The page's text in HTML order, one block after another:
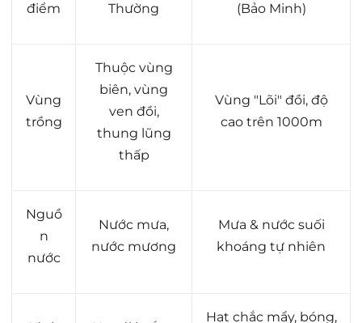
điểm
Thường
(Bảo Minh)
Vùng
trồng
Thuộc vùng
biên, vùng
ven đồi,
thung lũng
thấp
Vùng "Lõi" đồi, độ
cao trên 1000m
Nguồ
n
nước
Nước mưa,
nước mương
Mưa & nước suối
khoáng tự nhiên
Hạt chắc mẩy, bóng,